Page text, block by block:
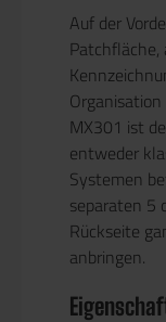
Auf der
Patchfläche,
MX301 ist
entweder
Systemen
separaten 5
Rückseite
anbringen.